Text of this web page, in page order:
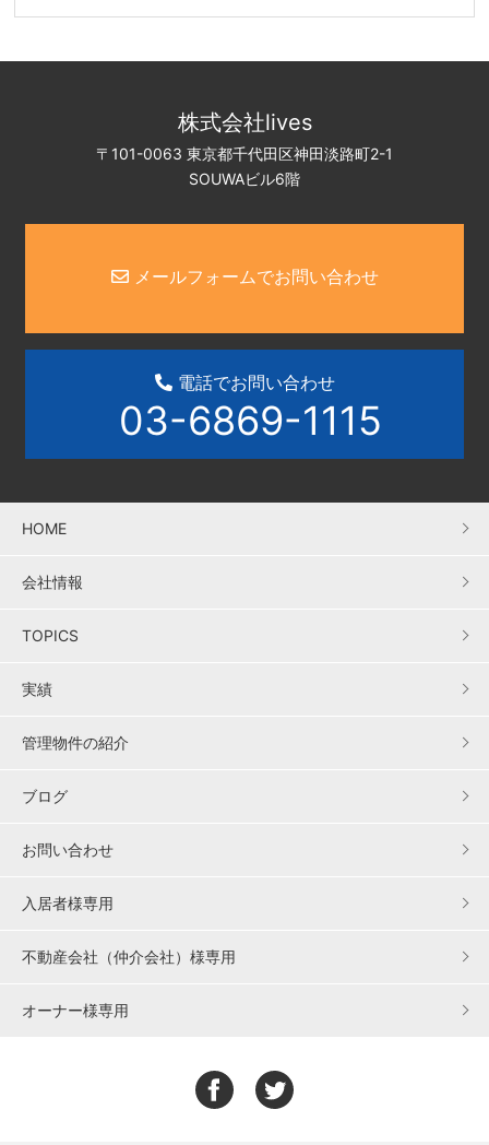
株式会社lives
〒101-0063 東京都千代田区神田淡路町2-1
SOUWAビル6階
メールフォームでお問い合わせ
電話でお問い合わせ
03-6869-1115
HOME
会社情報
TOPICS
実績
管理物件の紹介
ブログ
お問い合わせ
入居者様専用
不動産会社（仲介会社）様専用
オーナー様専用